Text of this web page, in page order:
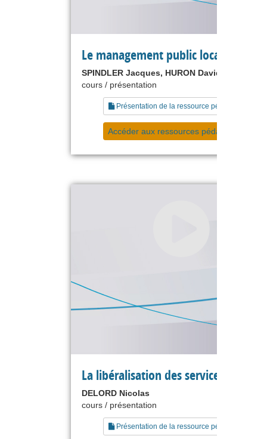
Le management public local
SPINDLER Jacques, HURON David
cours / présentation
Présentation de la ressource pédagogique
Accéder aux ressources pédagogiques
La libéralisation des services publics
DELORD Nicolas
cours / présentation
Présentation de la ressource pédagogique